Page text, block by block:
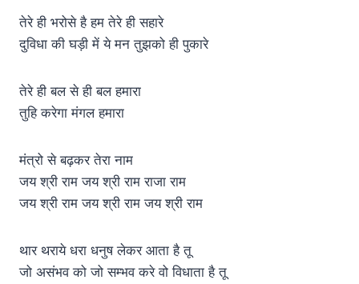
तेरे ही भरोसे है हम तेरे ही सहारे
दुविधा की घड़ी में ये मन तुझको ही पुकारे
तेरे ही बल से ही बल हमारा
तुहि करेगा मंगल हमारा
मंत्रो से बढ़कर तेरा नाम
जय श्री राम जय श्री राम राजा राम
जय श्री राम जय श्री राम जय श्री राम
थार थराये धरा धनुष लेकर आता है तू
जो असंभव को जो सम्भव करे वो विधाता है तू